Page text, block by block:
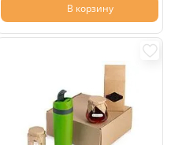
В корзину